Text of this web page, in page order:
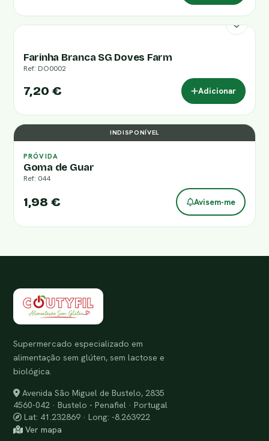
Farinha Branca SG Doves Farm
Ref: DO0002
7,20 € Adicionar
INDISPONÍVEL
PRÓVIDA
Goma de Guar
Ref: 044
1,98 € Avisem-me
Supermercado especializado em
alimentação sem glúten, sem lactose e
biológica.
Avenida São Miguel de Bustelo, 2835
4560-042 · Bustelo - Penafiel · Portugal
Lat: 41.232869 · Long: -8.263922
Ver mapa